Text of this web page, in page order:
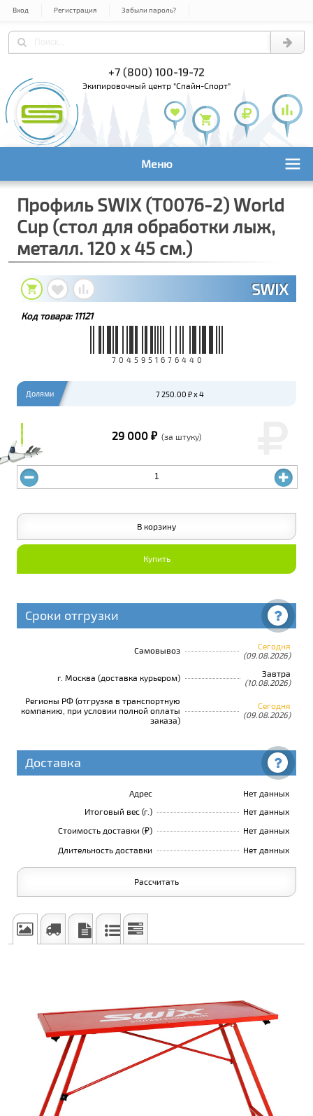
Вход Регистрация Забыли пароль?
+7 (800) 100-19-72
экипировочный центр "Спайн-Спорт"
Меню
Профиль SWIX (T0076-2) World
Cup (стол для обработки лыж,
металл. 120 x 45 см.)
SWIX
Код товара: 11121
7045951676440
₽₽
Долями 7 250.00 ₽ x 4
29 000 ₽ (за штуку)
В корзину
Купить
Сроки отгрузки
Самовывоз Сегодня
(09.08.2026)
г. Москва (доставка курьером) Завтра
(10.08.2026)
Регионы РФ (отгрузка в транспортную
компанию, при условии полной оплаты
заказа)
Сегодня
(09.08.2026)
Доставка
Адрес
Нет данных
Итоговый вес (г.)
Нет данных
Стоимость доставки (₽)
Нет данных
Длительность доставки
Нет данных
Рассчитать